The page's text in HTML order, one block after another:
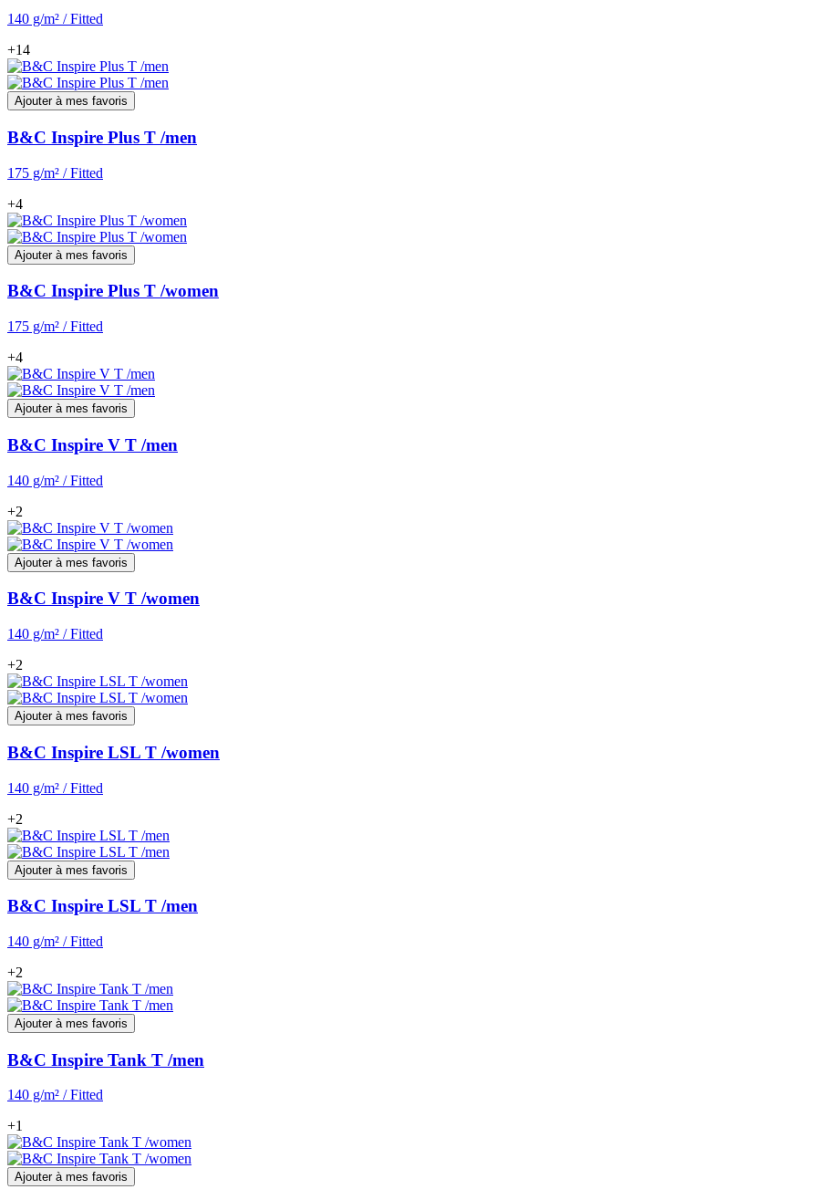
140 g/m² / Fitted
+14
Ajouter à mes favoris
B&C Inspire Plus T /men
175 g/m² / Fitted
+4
Ajouter à mes favoris
B&C Inspire Plus T /women
175 g/m² / Fitted
+4
Ajouter à mes favoris
B&C Inspire V T /men
140 g/m² / Fitted
+2
Ajouter à mes favoris
B&C Inspire V T /women
140 g/m² / Fitted
+2
Ajouter à mes favoris
B&C Inspire LSL T /women
140 g/m² / Fitted
+2
Ajouter à mes favoris
B&C Inspire LSL T /men
140 g/m² / Fitted
+2
Ajouter à mes favoris
B&C Inspire Tank T /men
140 g/m² / Fitted
+1
Ajouter à mes favoris